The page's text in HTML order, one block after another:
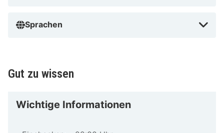
Sprachen
Gut zu wissen
Wichtige Informationen